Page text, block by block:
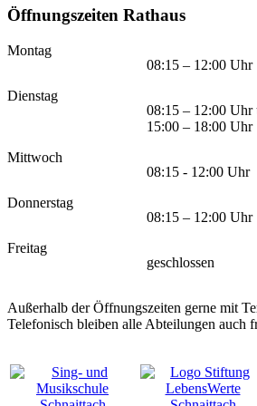
Öffnungszeiten Rathaus
Montag
08:15 – 12:00 Uhr
Dienstag
08:15 – 12:00 Uhr
15:00 – 18:00 Uhr
Mittwoch
08:15 - 12:00 Uhr
Donnerstag
08:15 – 12:00 Uhr
Freitag
geschlossen
Außerhalb der Öffnungszeiten gerne mit
Telefonisch bleiben alle Abteilungen auch